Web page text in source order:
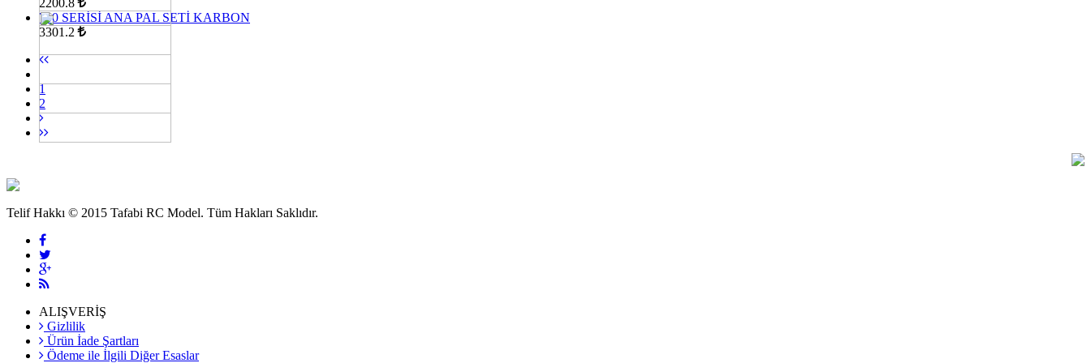
2200.8
700 SERİSİ ANA PAL SETİ KARBON
3301.2
1
2
Telif Hakkı © 2015 Tafabi RC Model. Tüm Hakları Saklıdır.
ALIŞVERİŞ
Gizlilik
Ürün İade Şartları
Ödeme ile İlgili Diğer Esaslar